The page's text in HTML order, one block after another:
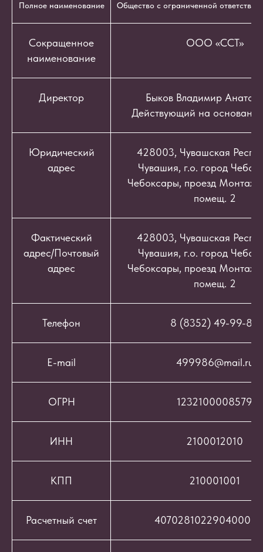
Полное наименование Общество с ограниченной
Сокращенное
наименование
ООО «ССТ»
Директор
Быков Владимир
Действующий на
Юридический
адрес
428003, Чувашская
Чувашия, г.о. город
Чебоксары, проезд
помещ. 2
Фактический
адрес/Почтовый
адрес
428003, Чувашская
Чувашия, г.о. город
Чебоксары, проезд
помещ. 2
Телефон 8 (8352) 49-99-86
E-mail 499986@mail.ru
ОГРН 1232100008579
ИНН 2100012010
КПП 210001001
Расчетный счет